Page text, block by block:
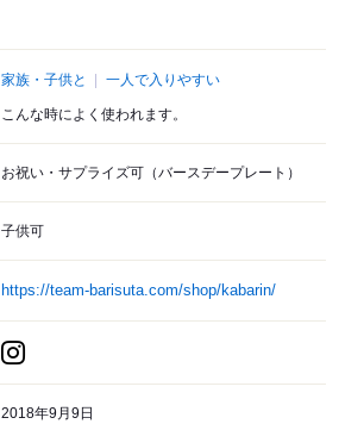
家族・子供と 一人で入りやすい
こんな時によく使われます。
お祝い・サプライズ可（バースデープレート）
子供可
https://team-barisuta.com/shop/kabarin/
2018年9月9日